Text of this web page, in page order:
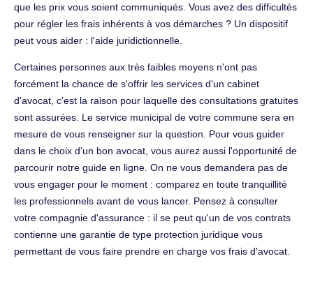
que les prix vous soient communiqués. Vous avez des difficultés
pour régler les frais inhérents à vos démarches ? Un dispositif
peut vous aider : l'aide juridictionnelle.
Certaines personnes aux très faibles moyens n'ont pas
forcément la chance de s'offrir les services d'un cabinet
d'avocat, c'est la raison pour laquelle des consultations gratuites
sont assurées. Le service municipal de votre commune sera en
mesure de vous renseigner sur la question. Pour vous guider
dans le choix d'un bon avocat, vous aurez aussi l'opportunité de
parcourir notre guide en ligne. On ne vous demandera pas de
vous engager pour le moment : comparez en toute tranquillité
les professionnels avant de vous lancer. Pensez à consulter
votre compagnie d'assurance : il se peut qu'un de vos contrats
contienne une garantie de type protection juridique vous
permettant de vous faire prendre en charge vos frais d'avocat.